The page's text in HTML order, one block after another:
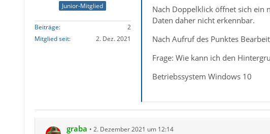
Junior-Mitglied
Beiträge
2
Mitglied seit
2. Dez. 2021
Nach Doppelklick öffnet sich ein
Daten daher nicht erkennbar.
Nach Aufruf des Punktes
Frage: Wie kann ich den
Betriebssystem Windows 10
graba 2. Dezember 2021 um 12:14